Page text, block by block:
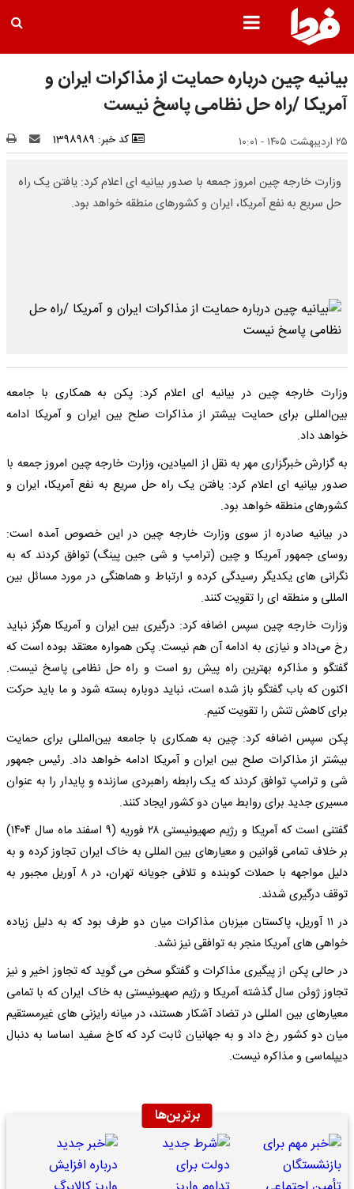
بیانیه چین درباره حمایت از مذاکرات ایران و
آمریکا /راه حل نظامی پاسخ نیست
۲۵ اردیبهشت ۱۴۰۵ - ۱۰:۰۱ کد خبر: 1398989
وزارت خارجه چین امروز جمعه با صدور بیانیه ای اعلام کرد: یافتن یک راه
حل سریع به نفع آمریکا، ایران و کشورهای منطقه خواهد بود.
وزارت خارجه چین در بیانیه ای اعلام کرد: پکن به همکاری با جامعه
بین‌المللی برای حمایت بیشتر از مذاکرات صلح بین ایران و آمریکا ادامه
خواهد داد.
به گزارش خبرگزاری مهر به نقل از المیادین، وزارت خارجه چین امروز جمعه با
صدور بیانیه ای اعلام کرد: یافتن یک راه حل سریع به نفع آمریکا، ایران و
کشورهای منطقه خواهد بود.
در بیانیه صادره از سوی وزارت خارجه چین در این خصوص آمده است:
روسای جمهور آمریکا و چین (ترامپ و شی جین پینگ) توافق کردند که به
نگرانی‌ های یکدیگر رسیدگی کرده و ارتباط و هماهنگی در مورد مسائل بین‌
المللی و منطقه‌ ای را تقویت کنند.
وزارت خارجه چین سپس اضافه کرد: درگیری بین ایران و آمریکا هرگز نباید
رخ می‌داد و نیازی به ادامه آن هم نیست. پکن همواره معتقد بوده است که
گفتگو و مذاکره بهترین راه پیش رو است و راه حل نظامی پاسخ نیست.
اکنون که باب گفتگو باز شده است، نباید دوباره بسته شود و ما باید حرکت
برای کاهش تنش را تقویت کنیم.
پکن سپس اضافه کرد: چین به همکاری با جامعه بین‌المللی برای حمایت
بیشتر از مذاکرات صلح بین ایران و آمریکا ادامه خواهد داد. رئیس جمهور
شی و ترامپ توافق کردند که یک رابطه راهبردی سازنده و پایدار را به عنوان
مسیری جدید برای روابط میان دو کشور ایجاد کنند.
گفتنی است که آمریکا و رژیم صهیونیستی ۲۸ فوریه (۹ اسفند ماه سال ۱۴۰۴)
بر خلاف تمامی قوانین و معیارهای بین المللی به خاک ایران تجاوز کرده و به
دلیل مواجهه با حملات کوبنده و تلافی جویانه تهران، در ۸ آوریل مجبور به
توقف درگیری شدند.
در ۱۱ آوریل، پاکستان میزبان مذاکرات میان دو طرف بود که به دلیل زیاده
خواهی های آمریکا منجر به توافقی نیز نشد.
در حالی پکن از پیگیری مذاکرات و گفتگو سخن می گوید که تجاوز اخیر و نیز
تجاوز ژوئن سال گذشته آمریکا و رژیم صهیونیستی به خاک ایران که با تمامی
معیارهای بین المللی در تضاد آشکار هستند، در میانه رایزنی های غیرمستقیم
میان دو کشور رخ داد و به جهانیان ثابت کرد که کاخ سفید اساسا به دنبال
دیپلماسی و مذاکره نیست.
برترین‌ها